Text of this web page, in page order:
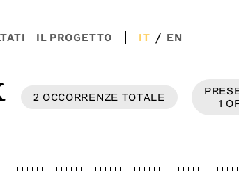
IL PROGETTO IT / EN
2 OCCORRENZE TOTALE
1